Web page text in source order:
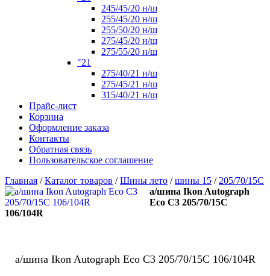
245/45/20 н/ш
255/45/20 н/ш
255/50/20 н/ш
275/45/20 н/ш
275/55/20 н/ш
"21
275/40/21 н/ш
275/45/21 н/ш
315/40/21 н/ш
Прайс-лист
Корзина
Оформление заказа
Контакты
Обратная связь
Пользовательское соглашение
Главная /Каталог товаров /Шины лето /шины 15 / 205/70/15С
а/шина Ikon Autograph
Eco C3 205/70/15C
106/104R
а/шина Ikon Autograph Eco C3 205/70/15C 106/104R